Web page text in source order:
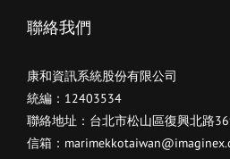
聯絡我們
康和資訊系統股份有限公司
統編：12403534
聯絡地址：台北市松山區復興北路
信箱：